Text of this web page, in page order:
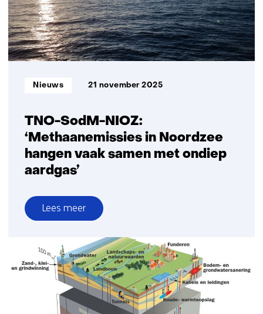
TNO-SodM-NIOZ:
‘Methaanemissies in Noordzee
hangen vaak samen met ondiep
aardgas’
Informatietype:
Nieuws 21 november 2025
Lees meer
over
SodM-
NIOZ:
‘Methaanemissies
Noordzee